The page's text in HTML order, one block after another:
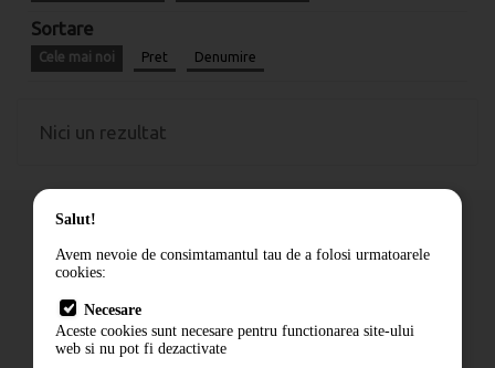
Sortare
Cele mai noi Pret Denumire
Nici un rezultat
Cum comand
Livrare
Contact
Salut!
Avem nevoie de consimtamantul tau de a folosi urmatoarele
cookies:
Necesare
Aceste cookies sunt necesare pentru functionarea site-ului
web si nu pot fi dezactivate